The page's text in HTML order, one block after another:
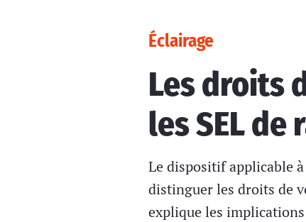
Éclairage
Les droits
les SEL
Le dispositif applicable
distinguer les droits de
explique les